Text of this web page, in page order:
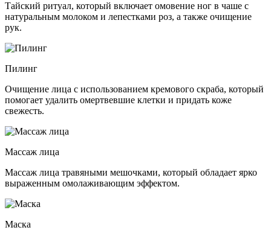
Тайский ритуал, который включает омовение ног в чаше с
натуральным молоком и лепестками роз, а также очищение
рук.
Пилинг
Очищение лица с использованием кремового скраба, который
помогает удалить омертвевшие клетки и придать коже
свежесть.
Массаж лица
Массаж лица травяными мешочками, который обладает ярко
выраженным омолаживающим эффектом.
Маска